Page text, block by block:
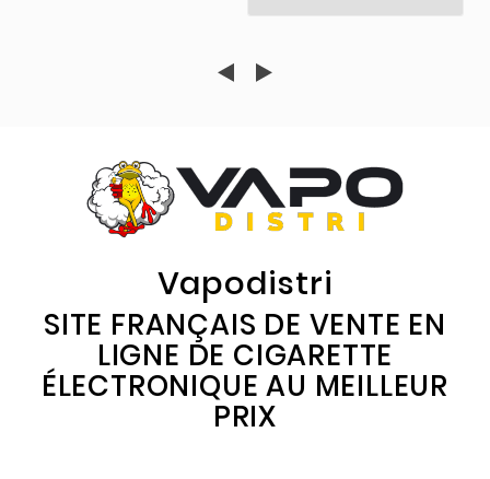
Vapodistri
SITE FRANÇAIS DE VENTE EN
LIGNE DE CIGARETTE
ÉLECTRONIQUE AU MEILLEUR
PRIX